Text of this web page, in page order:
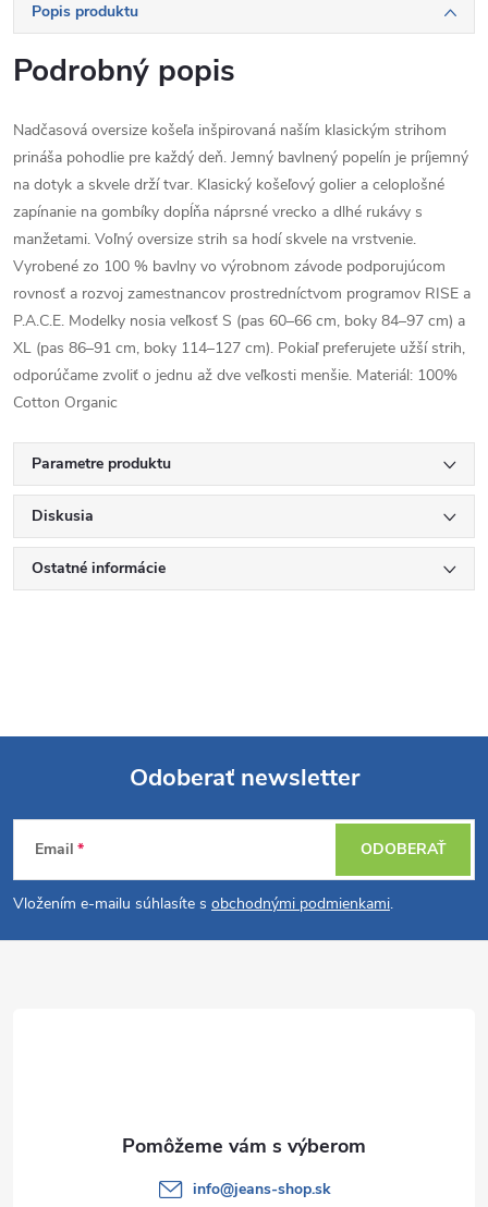
Popis produktu
Podrobný popis
Nadčasová oversize košeľa inšpirovaná naším klasickým strihom
prináša pohodlie pre každý deň. Jemný bavlnený popelín je príjemný
na dotyk a skvele drží tvar. Klasický košeľový golier a celoplošné
zapínanie na gombíky dopĺňa náprsné vrecko a dlhé rukávy s
manžetami. Voľný oversize strih sa hodí skvele na vrstvenie.
Vyrobené zo 100 % bavlny vo výrobnom závode podporujúcom
rovnosť a rozvoj zamestnancov prostredníctvom programov RISE a
P.A.C.E. Modelky nosia veľkosť S (pas 60–66 cm, boky 84–97 cm) a
XL (pas 86–91 cm, boky 114–127 cm). Pokiaľ preferujete užší strih,
odporúčame zvoliť o jednu až dve veľkosti menšie. Materiál: 100%
Cotton Organic
Parametre produktu
Diskusia
Ostatné informácie
Z
á
p
Odoberať newsletter
Email
Vložením e-mailu súhlasíte s obchodnými podmienkami.
ODOBERAŤ
info@jeans-shop.sk